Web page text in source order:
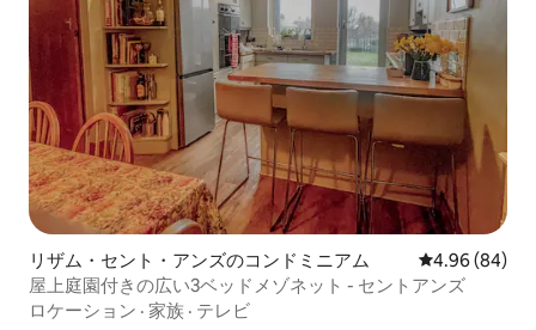
リザム・セント・アンズのコンドミニアム レビュー84件
4.96 (84)
屋上庭園付きの広い3ベッドメゾネット - セントアンズ
ロケーション · 家族 · テレビ